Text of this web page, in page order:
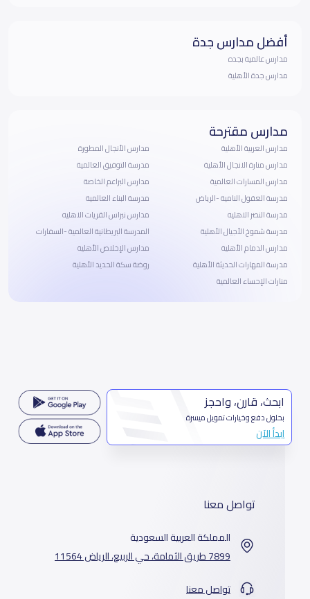
أفضل مدارس جدة
مدارس عالمية بجده
مدارس جدة الأهلية
مدارس مقترحة
مدارس العربية الأهلية
مدارس منارة الانجال الأهلية
مدارس المسارات العالمية
مدرسة العقول النامية -الرياض
مدرسة النصر الاهليه
مدرسة شموخ الأجيال الأهلية
مدارس الدمام الأهلية
مدرسة المهارات الحديثة الأهلية
منارات الإحساء العالمية
مدارس الأنجال المطورة
مدرسة التوفيق العالمية
مدارس البراعم الخاصة
مدرسة البناء العالمية
مدارس نبراس القريات الاهليه
المدرسة البريطانية العالمية -السفارات
مدارس الإخلاص الأهلية
روضة سكة الحديد الأهلية
ابحث، قارن، واحجز
بحلول دفع وخيارات تمويل ميسرة
ابدأ الآن
تواصل معنا
المملكة العربية السعودية
7899 طريق الثمامة، حي الربيع، الرياض 11564
تواصل معنا